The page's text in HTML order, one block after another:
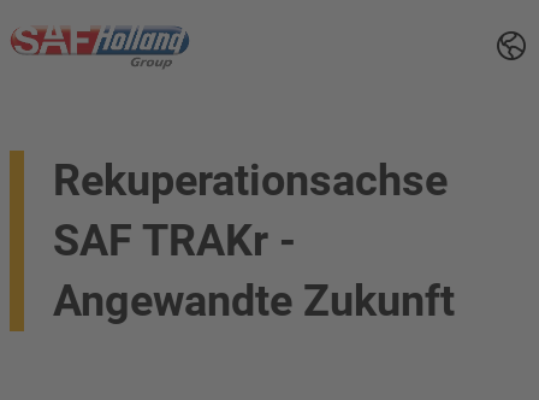
Rekuperationsachse
SAF TRAKr -
Angewandte Zukunft